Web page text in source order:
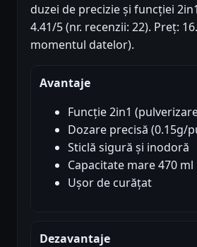
duzei de precizie și funcției
4.41/5 (nr. recenzii: 22). Preț:
momentul datelor).
Avantaje
Funcție 2in1
Dozare precisă (0.15g/
Sticlă sigură și inodoră
Capacitate mare 470 ml
Ușor de curățat
Dezavantaje